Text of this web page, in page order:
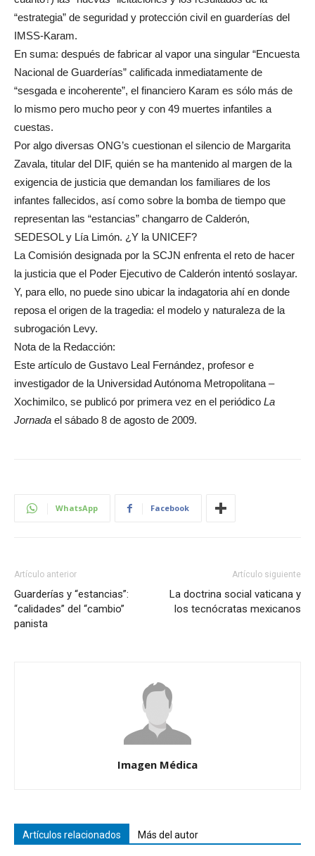
“estrategia” de seguridad y protección civil en guarderías del
IMSS-Karam.
En suma: después de fabricar al vapor una singular “Encuesta
Nacional de Guarderías” calificada inmediatamente de
“sesgada e incoherente”, el financiero Karam es sólo más de
lo mismo pero mucho peor y con 49 muertes infantiles a
cuestas.
Por algo diversas ONG’s cuestionan el silencio de Margarita
Zavala, titular del DIF, quién se ha mantenido al margen de la
exigencia de justicia que demandan los familiares de los
infantes fallecidos, así como sobre la bomba de tiempo que
representan las “estancias” changarro de Calderón,
SEDESOL y Lía Limón. ¿Y la UNICEF?
La Comisión designada por la SCJN enfrenta el reto de hacer
la justicia que el Poder Ejecutivo de Calderón intentó soslayar.
Y, para ello, no puede sino ubicar la indagatoria ahí en donde
reposa el origen de la tragedia: el modelo y naturaleza de la
subrogación Levy.
Nota de la Redacción:
Este artículo de Gustavo Leal Fernández, profesor e
investigador de la Universidad Autónoma Metropolitana –
Xochimilco, se publicó por primera vez en el periódico La
Jornada el sábado 8 de agosto de 2009.
WhatsApp Facebook
Artículo anterior
Guarderías y “estancias”:
“calidades” del “cambio”
panista
Artículo siguiente
La doctrina social vaticana y
los tecnócratas mexicanos
Imagen Médica
Artículos relacionados Más del autor